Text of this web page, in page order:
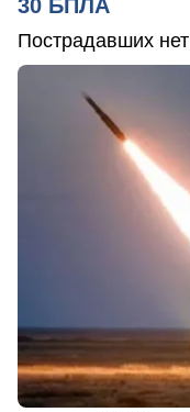
30 БПЛА
Пострадавших нет